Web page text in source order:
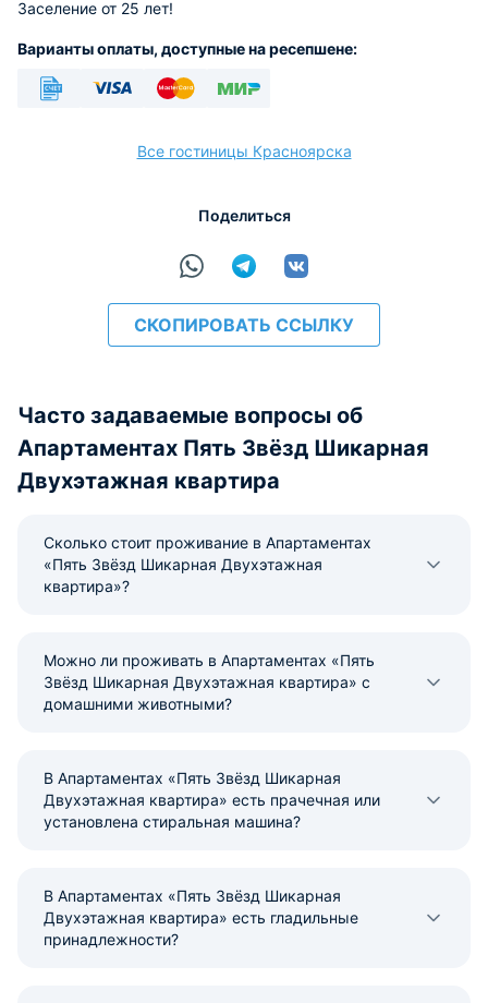
Заселение от 25 лет!
Варианты оплаты, доступные на ресепшене:
Все гостиницы Красноярска
Поделиться
СКОПИРОВАТЬ ССЫЛКУ
Часто задаваемые вопросы об
Апартаментах Пять Звёзд Шикарная
Двухэтажная квартира
Сколько стоит проживание в Апартаментах
«Пять Звёзд Шикарная Двухэтажная
квартира»?
Можно ли проживать в Апартаментах «Пять
Звёзд Шикарная Двухэтажная квартира» с
домашними животными?
В Апартаментах «Пять Звёзд Шикарная
Двухэтажная квартира» есть прачечная или
установлена стиральная машина?
В Апартаментах «Пять Звёзд Шикарная
Двухэтажная квартира» есть гладильные
принадлежности?